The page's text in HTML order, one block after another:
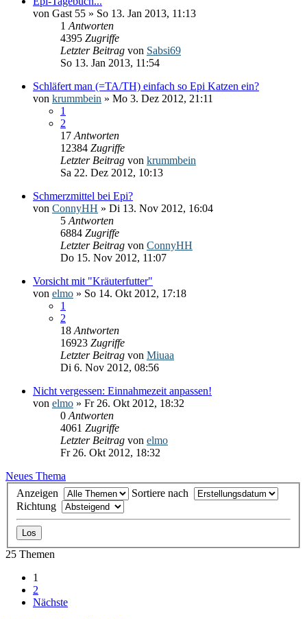
von Gast 55 » So 13. Jan 2013, 11:13
1 Antworten
4395 Zugriffe
Letzter Beitrag von Sabsi69
So 13. Jan 2013, 11:54
Schläfert man (=TA/TH) einfach so Epi Katzen ein?
von krummbein » Mo 3. Dez 2012, 21:11
1
2
17 Antworten
12384 Zugriffe
Letzter Beitrag von krummbein
Sa 22. Dez 2012, 10:13
Schmerzmittel bei Epi?
von ConnyHH » Di 13. Nov 2012, 16:04
5 Antworten
6884 Zugriffe
Letzter Beitrag von ConnyHH
Do 15. Nov 2012, 11:07
Vorsicht mit "Kräuterfutter"
von elmo » So 14. Okt 2012, 17:18
1
2
18 Antworten
16923 Zugriffe
Letzter Beitrag von Miuaa
Di 6. Nov 2012, 08:56
Nicht vergessen: Einnahmezeit anpassen!
von elmo » Fr 26. Okt 2012, 18:32
0 Antworten
4061 Zugriffe
Letzter Beitrag von elmo
Fr 26. Okt 2012, 18:32
Neues Thema
Anzeigen
Sortiere nach
Richtung
25 Themen
1
2
Nächste